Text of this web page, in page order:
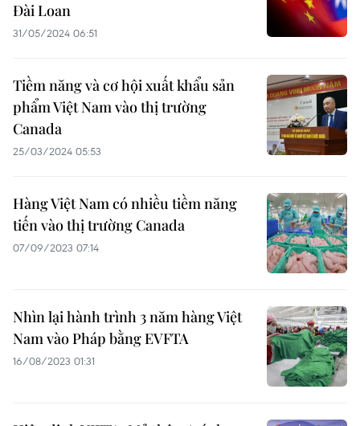
Đài Loan
31/05/2024 06:51
Tiềm năng và cơ hội xuất khẩu sản
phẩm Việt Nam vào thị trường
Canada
25/03/2024 05:53
Hàng Việt Nam có nhiều tiềm năng
tiến vào thị trường Canada
07/09/2023 07:14
Nhìn lại hành trình 3 năm hàng Việt
Nam vào Pháp bằng EVFTA
16/08/2023 01:31